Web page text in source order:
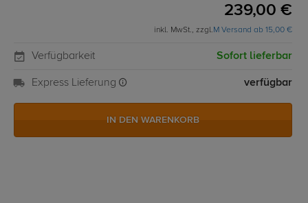
239,00 €
inkl. MwSt., zzgl.M Versand ab 15,00 €
Verfügbarkeit Sofort lieferbar
Express Lieferung verfügbar
IN DEN WARENKORB